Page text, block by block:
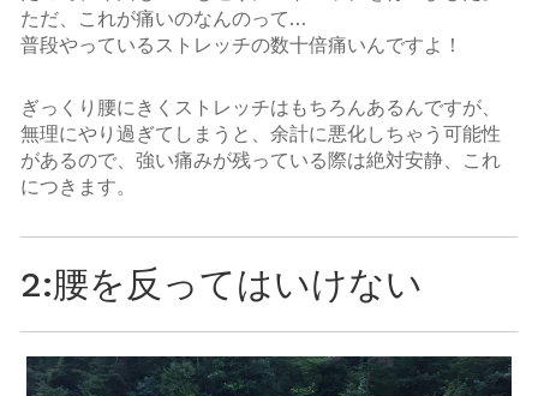
ただ、これが痛いのなんのって…
普段やっているストレッチの数十倍痛いんですよ！
ぎっくり腰にきくストレッチはもちろんあるんですが、
無理にやり過ぎてしまうと、余計に悪化しちゃう可能性
があるので、強い痛みが残っている際は絶対安静、これ
につきます。
2:腰を反ってはいけない